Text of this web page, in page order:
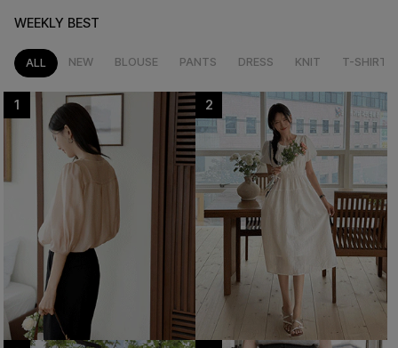
WEEKLY BEST
ALL NEW BLOUSE PANTS DRESS KNIT T-SHIRT